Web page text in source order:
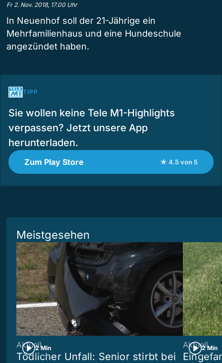
Fr 2. Nov. 2018, 17.00 Uhr
In Neuenhof soll der 21-Jährige ein
Mehrfamilienhaus und eine Hundeschule
angezündet haben.
TIPP
Sie wollen keine Tele M1-Highlights
verpassen? Jetzt unsere App
herunterladen.
Zum Play Store ★ 4.5 von 5
Meistgesehen
2 Min
Aktuell
Tödlicher Unfall: Senior stirbt bei
2 Min
Aktuell